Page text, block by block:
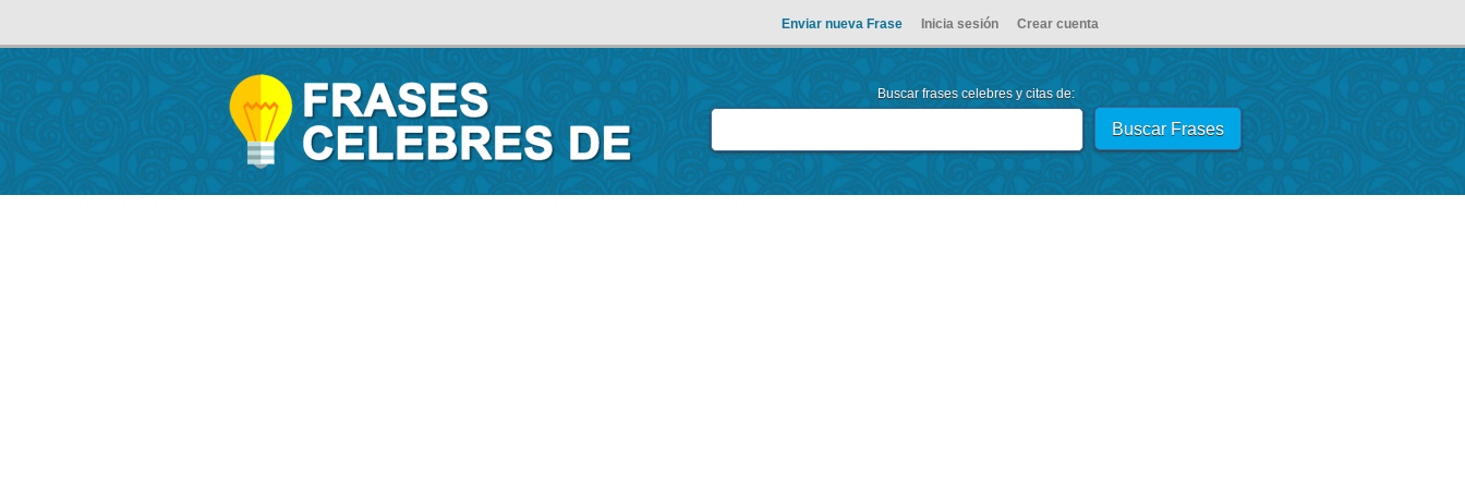
Enviar nueva Frase Inicia sesión Crear cuenta
Buscar frases celebres y citas de: